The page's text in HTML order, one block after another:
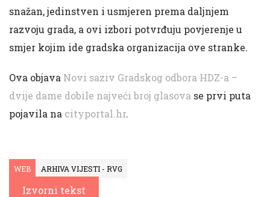
snažan, jedinstven i usmjeren prema daljnjem
razvoju grada, a ovi izbori potvrđuju povjerenje u
smjer kojim ide gradska organizacija ove stranke.
Ova objava Novi saziv Gradskog odbora HDZ-a –
dvije dame dobile najveći broj glasova se prvi puta
pojavila na cityportal.hr.
WEB ARHIVA VIJESTI - RVG
Izvorni tekst